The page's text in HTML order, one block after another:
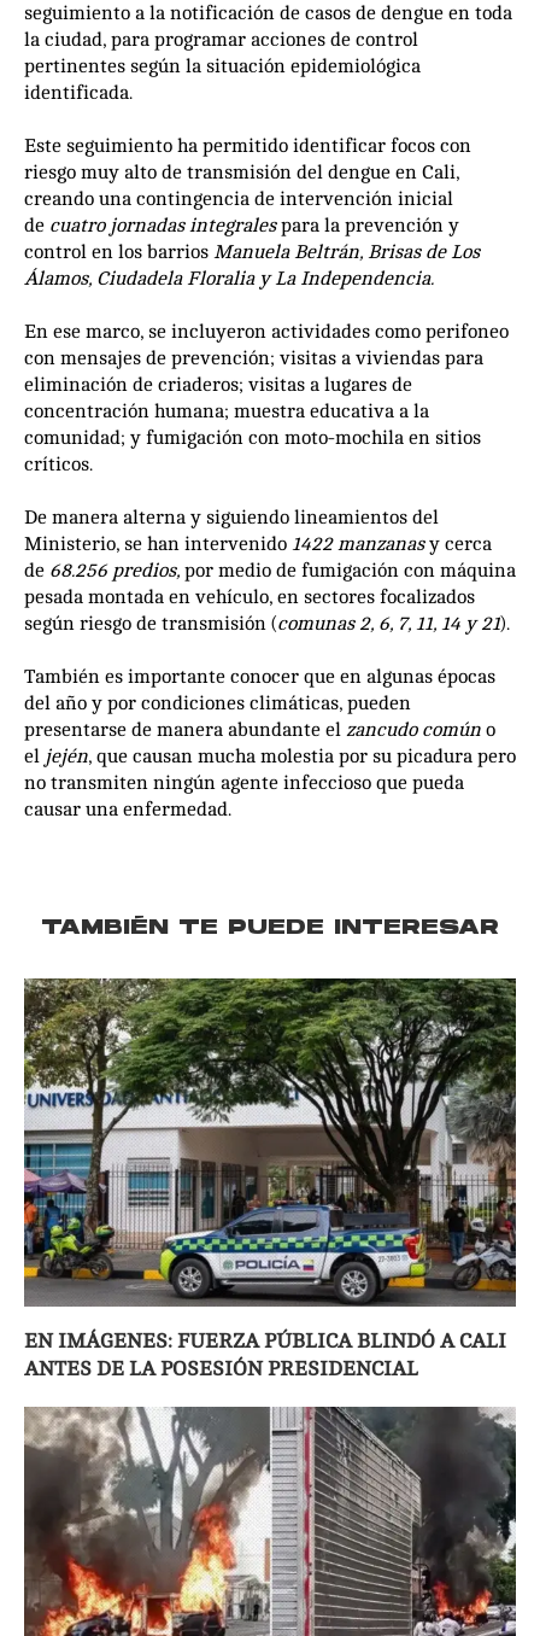
seguimiento a la notificación de casos de dengue en toda
la ciudad, para programar acciones de control
pertinentes según la situación epidemiológica
identificada.
Este seguimiento ha permitido identificar focos con
riesgo muy alto de transmisión del dengue en Cali,
creando una contingencia de intervención inicial
de cuatro jornadas integralespara la prevención y
control en los barrios Manuela Beltrán, Brisas de Los
Álamos, Ciudadela Floralia y La Independencia.
En ese marco, se incluyeron actividades como perifoneo
con mensajes de prevención; visitas a viviendas para
eliminación de criaderos; visitas a lugares de
concentración humana; muestra educativa a la
comunidad; y fumigación con moto-mochila en sitios
críticos.
De manera alterna y siguiendo lineamientos del
Ministerio, se han intervenido 1422 manzanasy cerca
de 68.256 predios, por medio de fumigación con máquina
pesada montada en vehículo, en sectores focalizados
según riesgo de transmisión (comunas 2, 6, 7, 11, 14 y 21).
También es importante conocer que en algunas épocas
del año y por condiciones climáticas, pueden
presentarse de manera abundante el zancudo común o
el jején, que causan mucha molestia por su picadura pero
no transmiten ningún agente infeccioso que pueda
causar una enfermedad.
TAMBIÉN TE PUEDE INTERESAR
EN IMÁGENES: FUERZA PÚBLICA BLINDÓ A CALI
ANTES DE LA POSESIÓN PRESIDENCIAL